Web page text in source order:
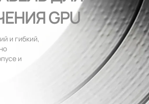
GPU
и гибкий,
и